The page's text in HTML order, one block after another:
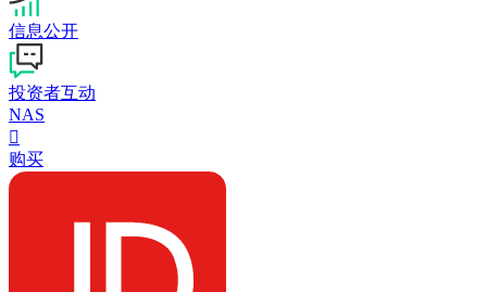
信息公开
投资者互动
NAS

购买